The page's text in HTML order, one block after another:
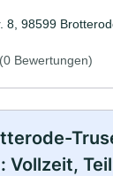
8, 98599
(0 Bewertungen)
Vollzeit,